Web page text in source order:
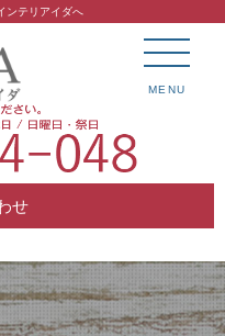
ンテリアイダへ
せ
MENU